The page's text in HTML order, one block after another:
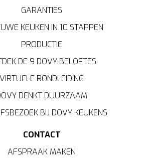
GARANTIES
KEUKEN IN 10 STAPPEN
PRODUCTIE
DE 9 DOVY-BELOFTES
VIRTUELE RONDLEIDING
DENKT DUURZAAM
BIJ DOVY KEUKENS
CONTACT
AFSPRAAK MAKEN